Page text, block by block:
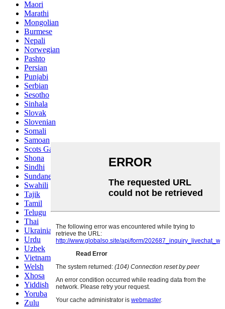
Maori
Marathi
Mongolian
Burmese
Nepali
Norwegian
Pashto
Persian
Punjabi
Serbian
Sesotho
Sinhala
Slovak
Slovenian
Somali
Samoan
Scots Gaelic
Shona
Sindhi
Sundanese
Swahili
Tajik
Tamil
Telugu
Thai
Ukrainian
Urdu
Uzbek
Vietnamese
Welsh
Xhosa
Yiddish
Yoruba
Zulu